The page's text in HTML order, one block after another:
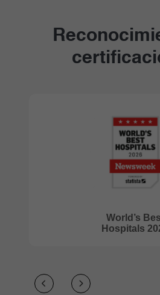
Acreditación
Centro de